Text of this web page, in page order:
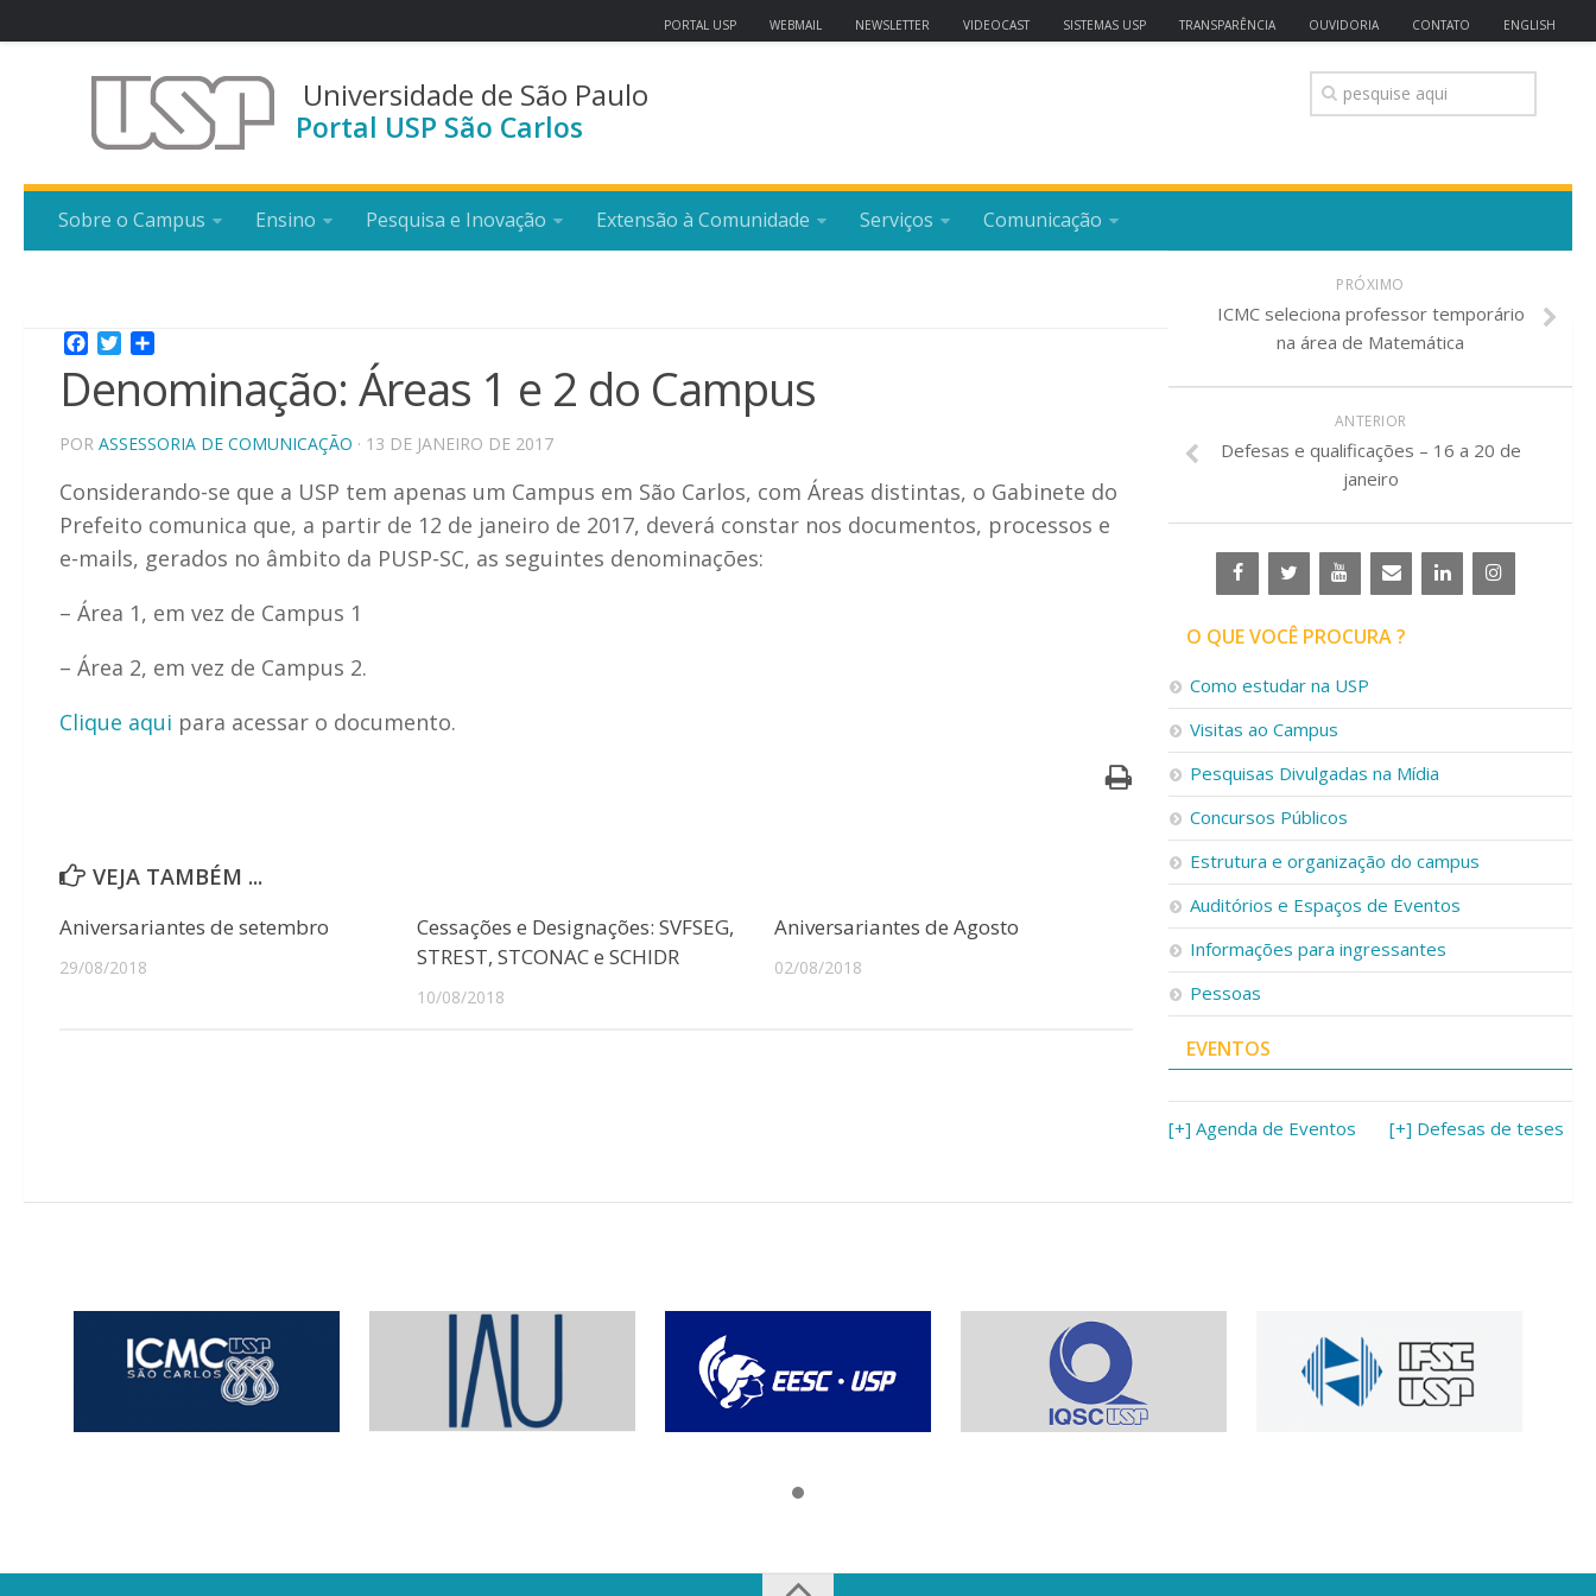
PORTAL USP WEBMAIL NEWSLETTER VIDEOCAST SISTEMAS USP TRANSPARÊNCIA OUVIDORIA CONTATO ENGLISH
Universidade de São Paulo
Portal USP São Carlos
Sobre o Campus Ensino Pesquisa e Inovação Extensão à Comunidade Serviços Comunicação
Facebook
Twitter
Denominação: Áreas 1 e 2 do Campus
POR ASSESSORIA DE COMUNICAÇÃO · 13 DE JANEIRO DE 2017
Considerando-se que a USP tem apenas um Campus em São Carlos, com Áreas distintas, o Gabinete do
Prefeito comunica que, a partir de 12 de janeiro de 2017, deverá constar nos documentos, processos e
e-mails, gerados no âmbito da PUSP-SC, as seguintes denominações:
– Área 1, em vez de Campus 1
– Área 2, em vez de Campus 2.
Clique aqui para acessar o documento.
VEJA TAMBÉM ...
Aniversariantes de setembro
29/08/2018
Cessações e Designações: SVFSEG,
STREST, STCONAC e SCHIDR
10/08/2018
Aniversariantes de Agosto
02/08/2018
PRÓXIMO
ICMC seleciona professor temporário
na área de Matemática
ANTERIOR
Defesas e qualificações – 16 a 20 de
janeiro
O QUE VOCÊ PROCURA ?
Como estudar na USP
Visitas ao Campus
Pesquisas Divulgadas na Mídia
Concursos Públicos
Estrutura e organização do campus
Auditórios e Espaços de Eventos
Informações para ingressantes
Pessoas
EVENTOS
[+] Agenda de Eventos [+] Defesas de teses